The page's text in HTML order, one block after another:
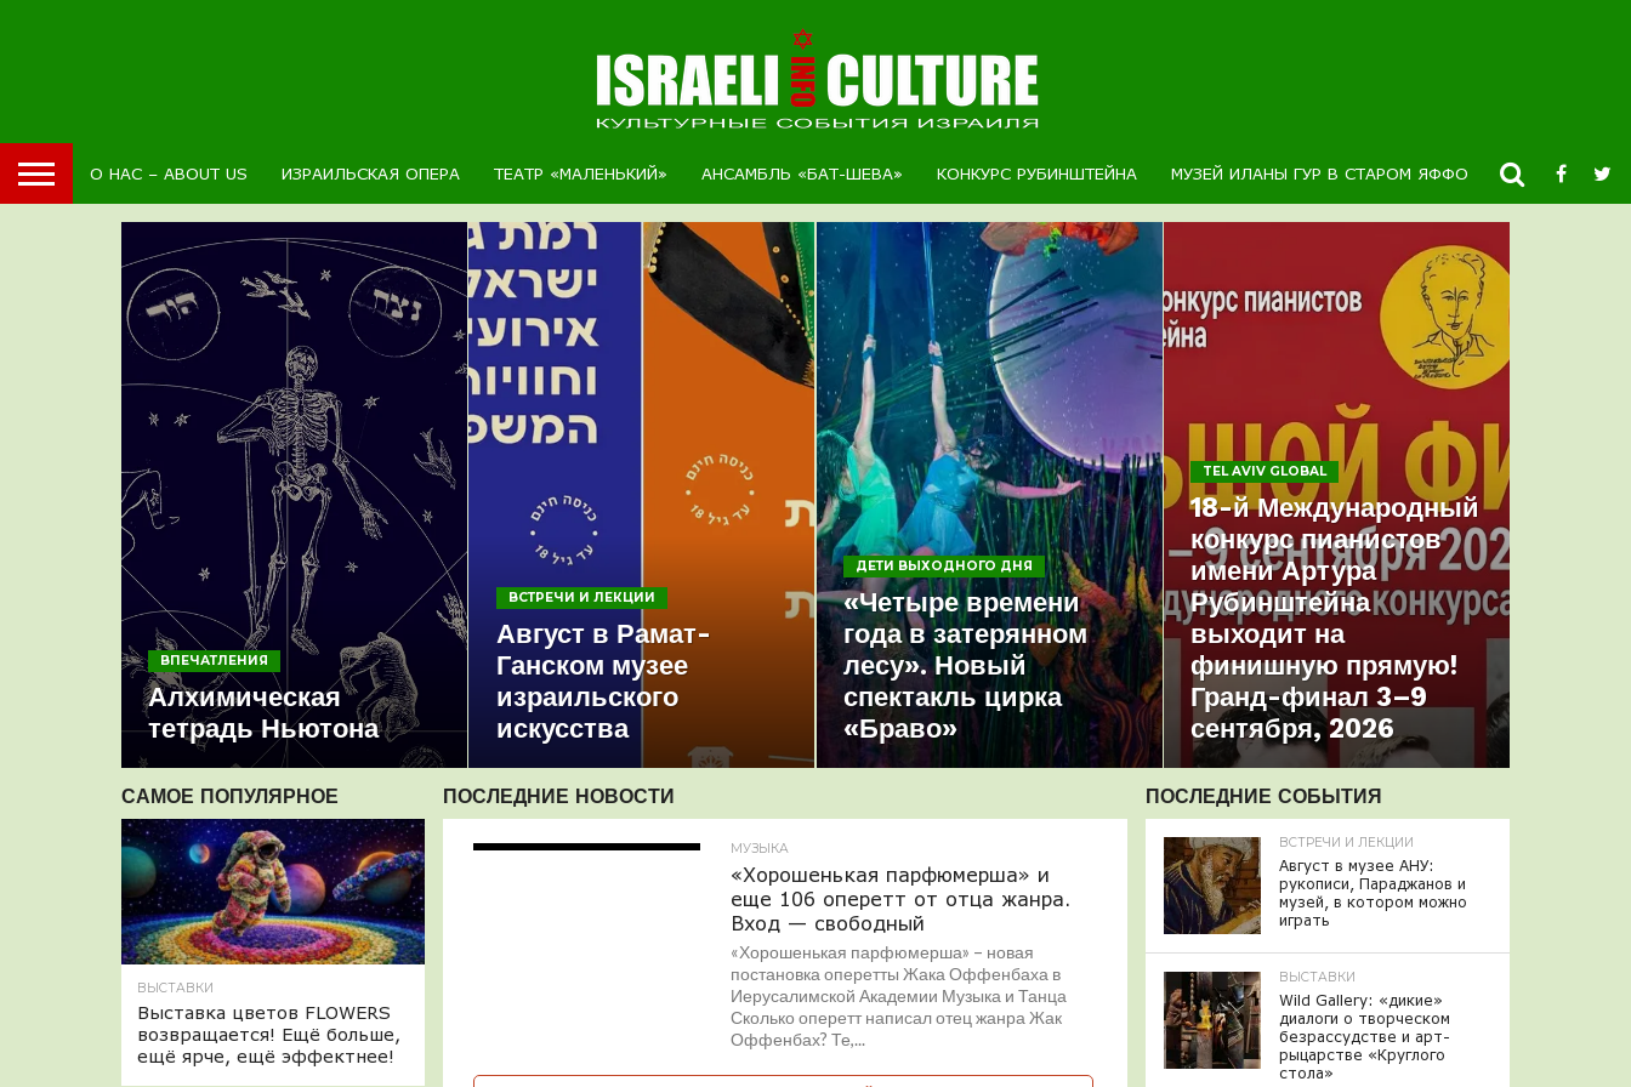
О НАС – ABOUT US ИЗРАИЛЬСКАЯ ОПЕРА ТЕАТР «МАЛЕНЬКИЙ» АНСАМБЛЬ «БАТ-ШЕВА» КОНКУРС РУБИНШТЕЙНА МУЗЕЙ ИЛАНЫ ГУР В СТАРОМ ЯФФО НОВОСТИ
ВПЕЧАТЛЕНИЯ
Алхимическая
тетрадь Ньютона
ВСТРЕЧИ И ЛЕКЦИИ
Август в Рамат-
Ганском музее
израильского
искусства
ДЕТИ ВЫХОДНОГО ДНЯ
«Четыре времени
года в затерянном
лесу». Новый
спектакль цирка
«Браво»
TEL AVIV GLOBAL
18-й Международный
конкурс пианистов
имени Артура
Рубинштейна
выходит на
финишную прямую!
Гранд-финал 3–9
сентября, 2026
ПОСЛЕДНИЕ НОВОСТИ
МУЗЫКА
«Хорошенькая парфюмерша» и
еще 106 оперетт от отца жанра.
Вход — свободный
«Хорошенькая парфюмерша» – новая
постановка оперетты Жака Оффенбаха в
Иерусалимской Академии Музыка и Танца
Сколько оперетт написал отец жанра Жак
Оффенбах? Те,...
САМОЕ ПОПУЛЯРНОЕ
ВЫСТАВКИ
Выставка цветов FLOWERS
возвращается! Ещё больше,
ещё ярче, ещё эффектнее!
ПОСЛЕДНИЕ СОБЫТИЯ
ВСТРЕЧИ И ЛЕКЦИИ
Август в музее АНУ:
рукописи, Параджанов и
музей, в котором можно
играть
ВЫСТАВКИ
Wild Gallery: «дикие»
диалоги о творческом
безрассудстве и арт-
рыцарстве «Круглого
стола»